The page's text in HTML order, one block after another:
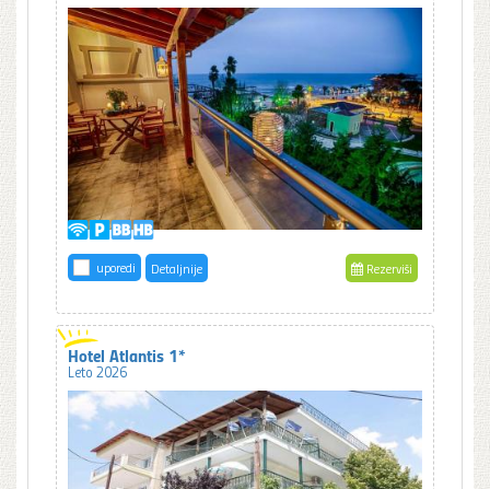
uporedi Detaljnije Rezerviši
Hotel Atlantis 1*
Leto 2026